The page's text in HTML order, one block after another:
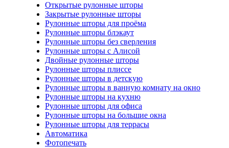
Открытые рулонные шторы
Закрытые рулонные шторы
Рулонные шторы для проёма
Рулонные шторы блэкаут
Рулонные шторы без сверления
Рулонные шторы с Алисой
Двойные рулонные шторы
Рулонные шторы плиссе
Рулонные шторы в детскую
Рулонные шторы в ванную комнату на окно
Рулонные шторы на кухню
Рулонные шторы для офиса
Рулонные шторы на большие окна
Рулонные шторы для террасы
Автоматика
Фотопечать